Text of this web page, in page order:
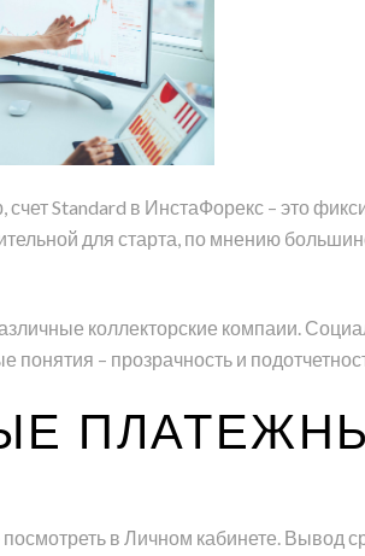
Standard в ИнстаФорекс – это
для старта, по мнению
коллекторские компаии.
– прозрачность и
в Личном кабинете. Вывод